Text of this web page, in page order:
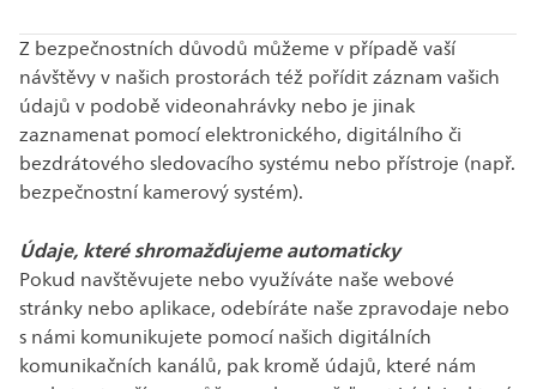
Z bezpečnostních důvodů můžeme v případě vaší
návštěvy v našich prostorách též pořídit záznam vašich
údajů v podobě videonahrávky nebo je jinak
zaznamenat pomocí elektronického, digitálního či
bezdrátového sledovacího systému nebo přístroje (např.
bezpečnostní kamerový systém).
Údaje, které shromažďujeme automaticky
Pokud navštěvujete nebo využíváte naše webové
stránky nebo aplikace, odebíráte naše zpravodaje nebo
s námi komunikujete pomocí našich digitálních
komunikačních kanálů, pak kromě údajů, které nám